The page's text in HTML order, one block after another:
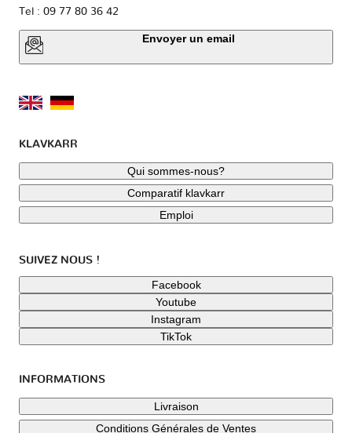
Tel : 09 77 80 36 42
Envoyer un email
KLAVKARR
Qui sommes-nous?
Comparatif klavkarr
Emploi
SUIVEZ NOUS !
Facebook
Youtube
Instagram
TikTok
INFORMATIONS
Livraison
Conditions Générales de Ventes